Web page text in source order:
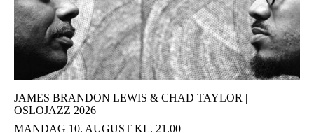
JAMES BRANDON LEWIS & CHAD TAYLOR |
OSLOJAZZ 2026
MANDAG 10. AUGUST KL. 21.00